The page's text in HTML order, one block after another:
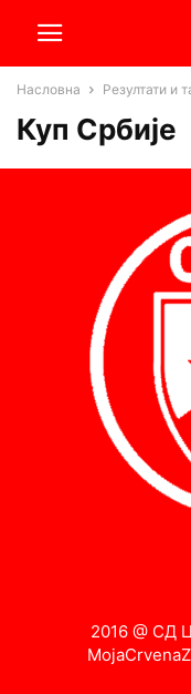
Насловна Резултати и
Куп Србије
2016 @ СД